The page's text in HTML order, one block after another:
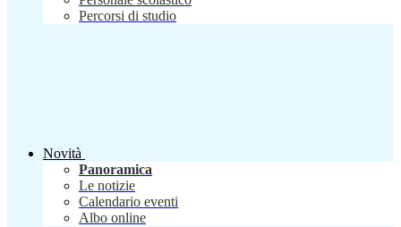
Percorsi di studio
Novità
Panoramica
Le notizie
Calendario eventi
Albo online